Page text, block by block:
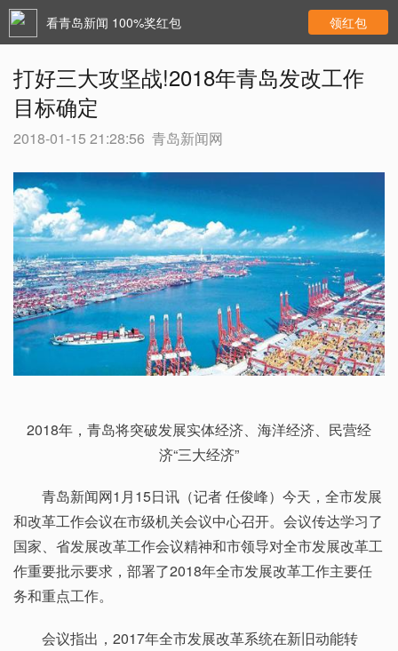
看青岛新闻 100%奖红包 领红包
打好三大攻坚战!2018年青岛发改工作
目标确定
2018-01-15 21:28:56 青岛新闻网
2018年，青岛将突破发展实体经济、海洋经济、民营经
济“三大经济”
青岛新闻网1月15日讯（记者 任俊峰）今天，全市发展
和改革工作会议在市级机关会议中心召开。会议传达学习了
国家、省发展改革工作会议精神和市领导对全市发展改革工
作重要批示要求，部署了2018年全市发展改革工作主要任
务和重点工作。
会议指出，2017年全市发展改革系统在新旧动能转